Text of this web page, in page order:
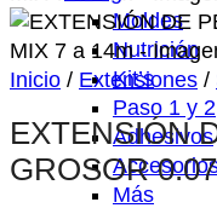
Moldes
Nutrición
Kit’s
Paso 1 y 2
Adhesivos
Más
Inicio / Extensiones /
EXTENSIÓN
GROSOR